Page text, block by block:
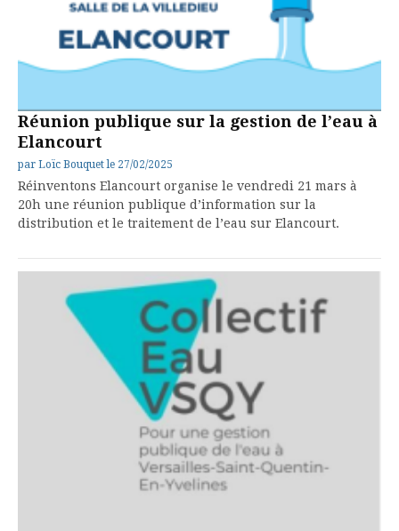
Réunion publique sur la gestion de l’eau à
Elancourt
par Loïc Bouquet le 27/02/2025
Réinventons Elancourt organise le vendredi 21 mars à
20h une réunion publique d’information sur la
distribution et le traitement de l’eau sur Elancourt.